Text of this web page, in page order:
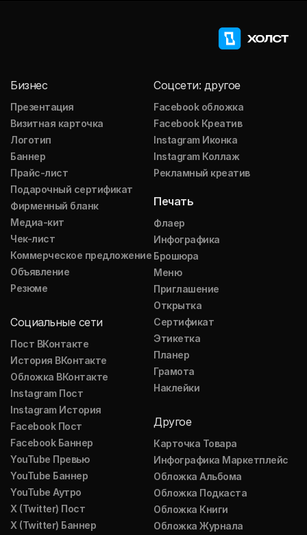
Бизнес
Презентация
Визитная карточка
Логотип
Баннер
Прайс-лист
Подарочный сертификат
Фирменный бланк
Медиа-кит
Чек-лист
Коммерческое предложение
Объявление
Резюме
Социальные сети
Пост ВКонтакте
История ВКонтакте
Обложка ВКонтакте
Instagram Пост
Instagram История
Facebook Пост
Facebook Баннер
YouTube Превью
YouTube Баннер
YouTube Аутро
X (Twitter) Пост
X (Twitter) Баннер
Соцсети: другое
Facebook обложка
Facebook Креатив
Instagram Иконка
Instagram Коллаж
Рекламный креатив
Печать
Флаер
Инфографика
Брошюра
Меню
Приглашение
Открытка
Сертификат
Этикетка
Планер
Грамота
Наклейки
Другое
Карточка Товара
Инфографика Маркетплейс
Обложка Альбома
Обложка Подкаста
Обложка Книги
Обложка Журнала